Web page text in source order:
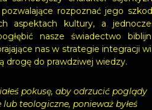
rozpoznać jego
aspektach kultury, a
nasze świadectwo
nas w strategie integracji
drogę do prawdziwej wiedzy.
pokusę, aby odrzucić poglądy
teologiczne, ponieważ byłeś